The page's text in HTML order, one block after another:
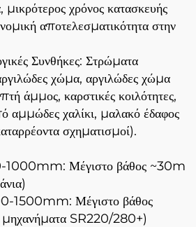
μικρότερος χρόνος κατασκευής
αποτελεσματικότητα στην
Συνθήκες: Στρώματα
χώμα, αργιλώδες χώμα
άμμος, καρστικές κοιλότητες,
αμμώδες χαλίκι, μαλακό έδαφος
σχηματισμοί).
1000mm: Μέγιστο βάθος ~30m
1500mm: Μέγιστο βάθος
μηχανήματα SR220/280+)